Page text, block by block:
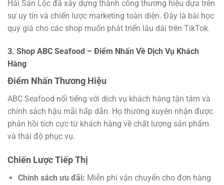
Hải Sản Lộc đã xây dựng thành công thương hiệu dựa trên
sự uy tín và chiến lược marketing toàn diện. Đây là bài học
quý giá cho các shop muốn phát triển lâu dài trên TikTok.
3. Shop ABC Seafood – Điểm Nhấn Về Dịch Vụ Khách
Hàng
Điểm Nhấn Thương Hiệu
ABC Seafood nổi tiếng với dịch vụ khách hàng tận tâm và
chính sách hậu mãi hấp dẫn. Họ thường xuyên nhận được
phản hồi tích cực từ khách hàng về chất lượng sản phẩm
và thái độ phục vụ.
Chiến Lược Tiếp Thị
Chính sách ưu đãi: Miễn phí vận chuyển cho đơn hàng